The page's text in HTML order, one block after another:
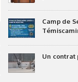
Camp de
Un contrat